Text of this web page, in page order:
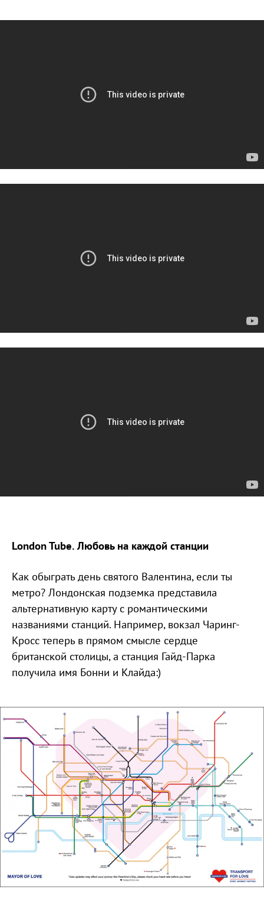
London Tube. Любовь на каждой станции
Как обыграть день святого Валентина, если ты
метро? Лондонская подземка представила
альтернативную карту с романтическими
названиями станций. Например, вокзал Чаринг-
Кросс теперь в прямом смысле сердце
британской столицы, а станция Гайд-Парка
получила имя Бонни и Клайда:)